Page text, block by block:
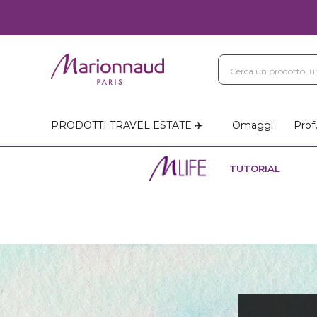
PRODOTTI TRAVEL ESTATE ✈️ Omaggi
TUTORIAL